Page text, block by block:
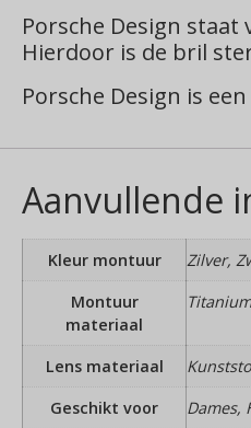
Porsche Design
Hierdoor is de bril
Porsche Design is
Aanvullende
Kleur montuur
Zilver,
Montuur
materiaal
Titanium
Lens materiaal
Geschikt voor
Dames,